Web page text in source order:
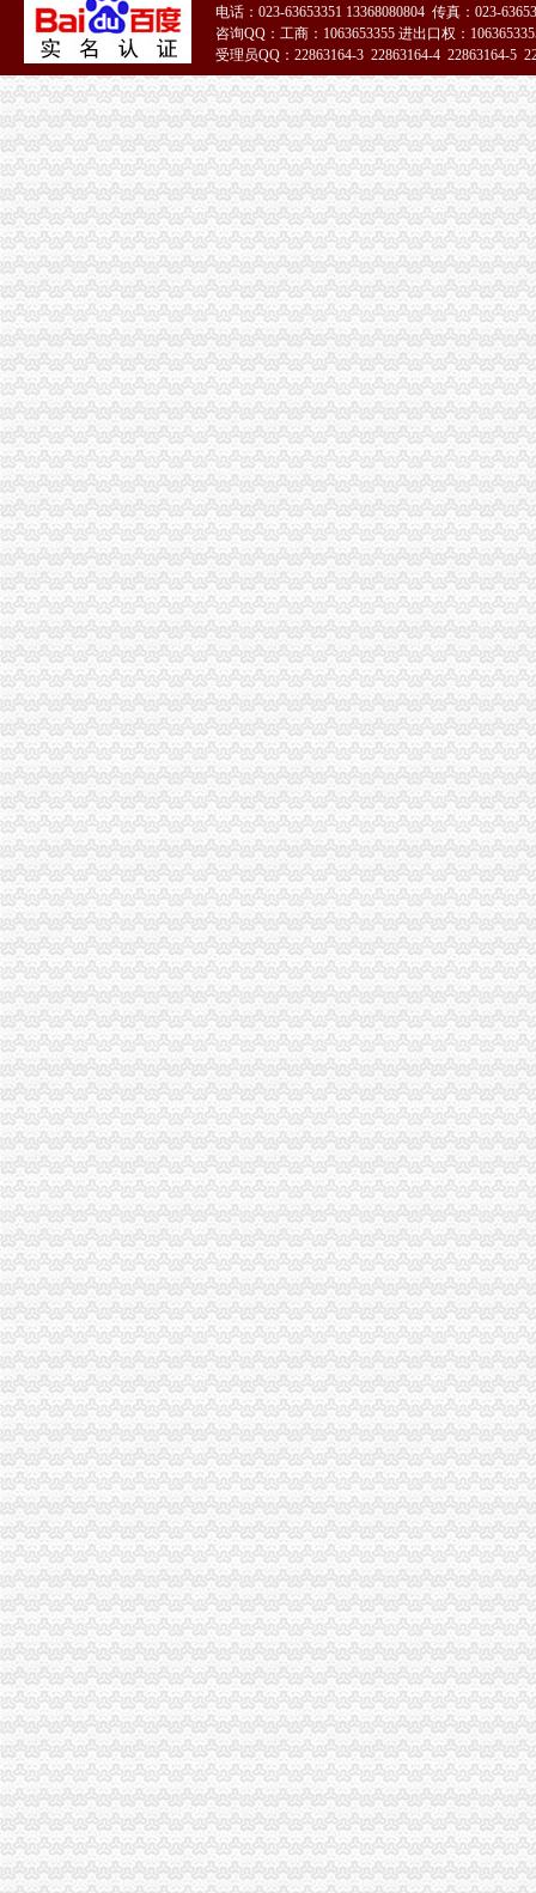
电话：023-63653351 13368080804 传真：023-
咨询QQ：工商：1063653355 进出口权：
受理员QQ：22863164-3 22863164-4 22863164-5
51La